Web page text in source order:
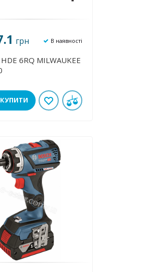
грн В наявності
6RQ MILWAUKEE
КУПИТИ